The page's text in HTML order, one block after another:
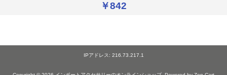
￥842
IPアドレス: 216.73.217.1